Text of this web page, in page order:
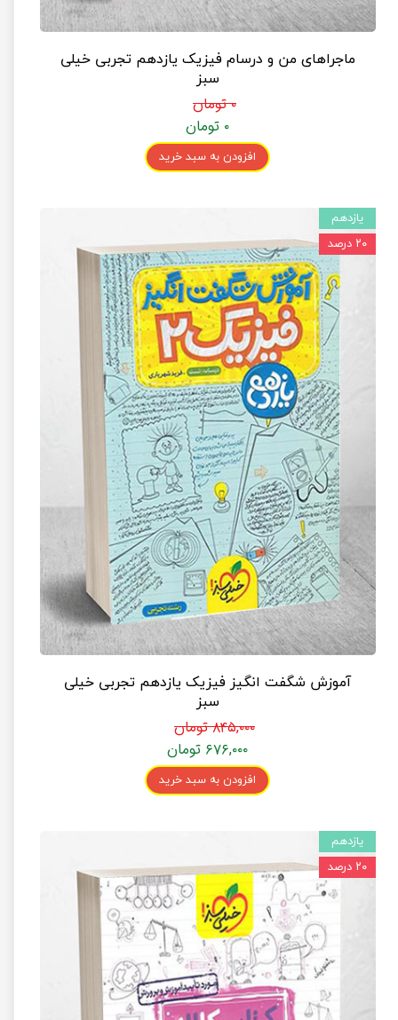
ماجراهای من و درسام فیزیک یازدهم تجربی خیلی
سبز
۰ تومان
۰ تومان
افزودن به سبد خرید
آموزش شگفت انگیز فیزیک یازدهم تجربی خیلی
سبز
۸۴۵,۰۰۰ تومان
۶۷۶,۰۰۰ تومان
افزودن به سبد خرید
یازدهم
۲۰ درصد
یازدهم
۲۰ درصد